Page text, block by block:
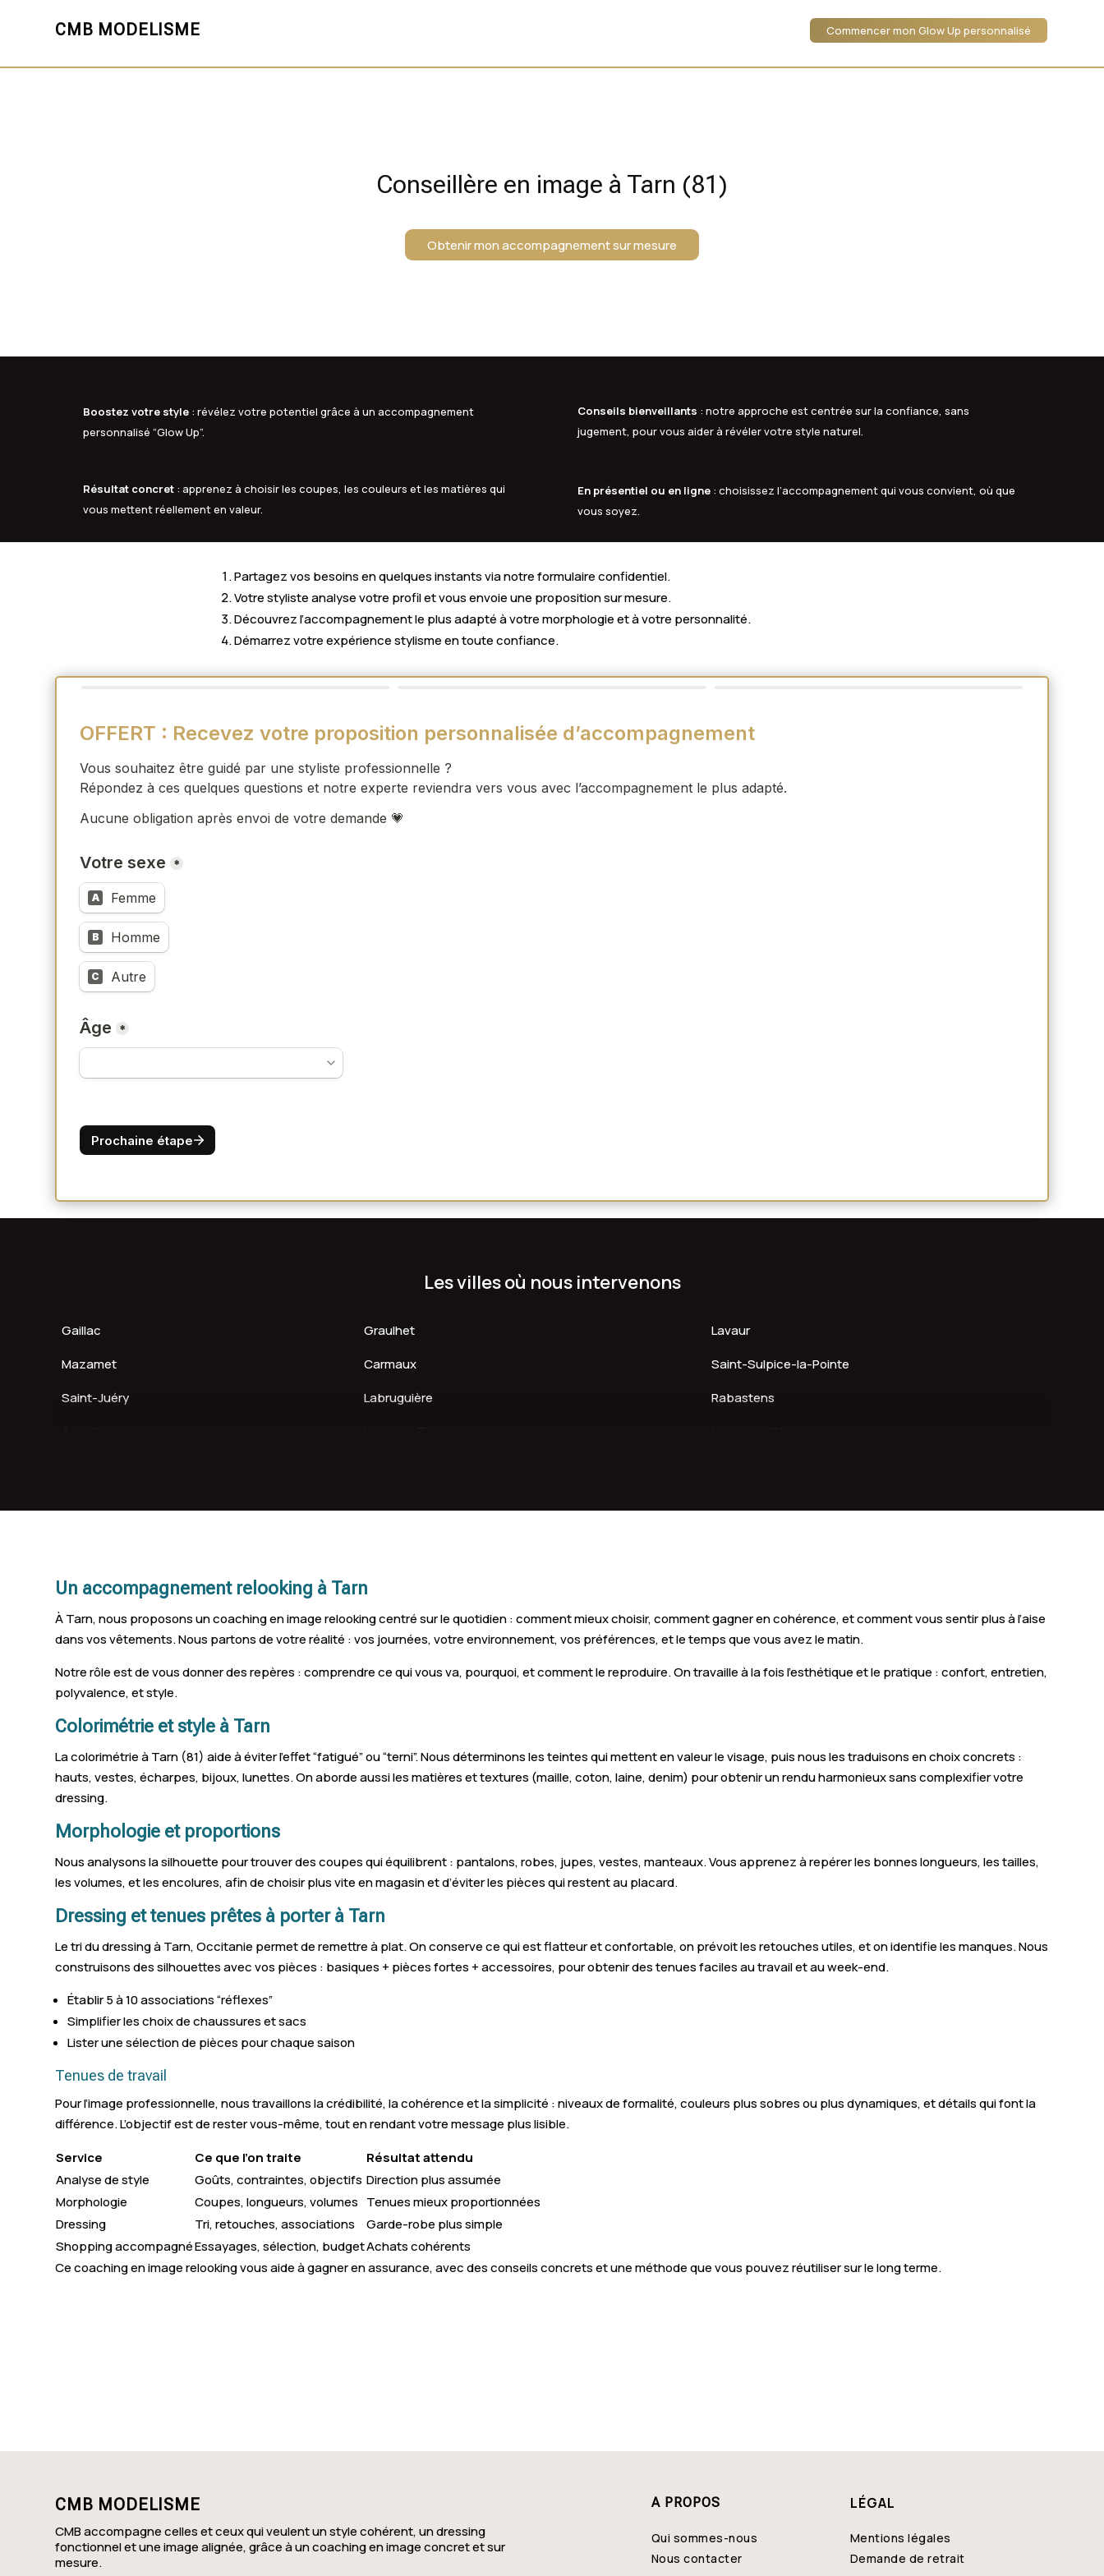
CMB MODELISME Commencer mon Glow Up personnalisé
Conseillère en image à Tarn (81)
Obtenir mon accompagnement sur mesure
Boostez votre style: révélez votre potentiel grâce à un accompagnement
personnalisé “Glow Up”.
Conseils bienveillants : notre approche est centrée sur la confiance, sans
jugement, pour vous aider à révéler votre style naturel.
Résultat concret: apprenez à choisir les coupes, les couleurs et les matières qui
vous mettent réellement en valeur.
En présentiel ou en ligne : choisissez l’accompagnement qui vous convient, où que
vous soyez.
Partagez vos besoins en quelques instants via notre formulaire confidentiel.
Votre styliste analyse votre profil et vous envoie une proposition sur mesure.
Découvrez l’accompagnement le plus adapté à votre morphologie et à votre personnalité.
Démarrez votre expérience stylisme en toute confiance.
Les villes où nous intervenons
Gaillac Graulhet
Lavaur
Mazamet
Carmaux
Saint-Sulpice-la-Pointe
Saint-Juéry
Labruguière
Rabastens
Aiguefonde
Lacaune
Lagrave
Payrin-Augmontel
Roquecourbe
Cambon
Saint-Benoît-de-Carmaux
Montredon-Labessonnié
Burlats
Viviers-lès-Montagnes
Lautrec
Cunac
Un accompagnement relooking à Tarn
À Tarn, nous proposons un coaching en image relooking centré sur le quotidien : comment mieux choisir, comment gagner en cohérence, et comment vous sentir plus à l’aise
dans vos vêtements. Nous partons de votre réalité : vos journées, votre environnement, vos préférences, et le temps que vous avez le matin.
Notre rôle est de vous donner des repères : comprendre ce qui vous va, pourquoi, et comment le reproduire. On travaille à la fois l’esthétique et le pratique : confort, entretien,
polyvalence, et style.
Colorimétrie et style à Tarn
La colorimétrie à Tarn (81) aide à éviter l’effet “fatigué” ou “terni”. Nous déterminons les teintes qui mettent en valeur le visage, puis nous les traduisons en choix concrets :
hauts, vestes, écharpes, bijoux, lunettes. On aborde aussi les matières et textures (maille, coton, laine, denim) pour obtenir un rendu harmonieux sans complexifier votre
dressing.
Morphologie et proportions
Nous analysons la silhouette pour trouver des coupes qui équilibrent : pantalons, robes, jupes, vestes, manteaux. Vous apprenez à repérer les bonnes longueurs, les tailles,
les volumes, et les encolures, afin de choisir plus vite en magasin et d’éviter les pièces qui restent au placard.
Dressing et tenues prêtes à porter à Tarn
Le tri du dressing à Tarn, Occitanie permet de remettre à plat. On conserve ce qui est flatteur et confortable, on prévoit les retouches utiles, et on identifie les manques. Nous
construisons des silhouettes avec vos pièces : basiques + pièces fortes + accessoires, pour obtenir des tenues faciles au travail et au week-end.
Établir 5 à 10 associations “réflexes”
Simplifier les choix de chaussures et sacs
Lister une sélection de pièces pour chaque saison
Tenues de travail
Pour l’image professionnelle, nous travaillons la crédibilité, la cohérence et la simplicité : niveaux de formalité, couleurs plus sobres ou plus dynamiques, et détails qui font la
différence. L’objectif est de rester vous-même, tout en rendant votre message plus lisible.
Service
Ce que l’on traite
Résultat attendu
Analyse de style
Goûts, contraintes, objectifs Direction plus assumée
Morphologie
Coupes, longueurs, volumes Tenues mieux proportionnées
Dressing
Tri, retouches, associations
Garde-robe plus simple
Shopping accompagnéEssayages, sélection, budgetAchats cohérents
Ce coaching en image relooking vous aide à gagner en assurance, avec des conseils concrets et une méthode que vous pouvez réutiliser sur le long terme.
CMB MODELISME
CMB accompagne celles et ceux qui veulent un style cohérent, un dressing
fonctionnel et une image alignée, grâce à un coaching en image concret et sur
mesure.
A PROPOS
Qui sommes-nous
Nous contacter
LÉGAL
Mentions légales
Demande de retrait